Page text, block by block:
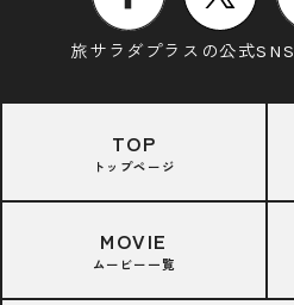
旅サラダプラスの公式
TOP
トップページ
MOVIE
ムービー一覧